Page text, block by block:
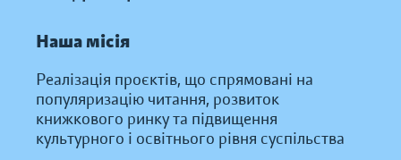
Наша місія
Реалізація проєктів, що спрямовані на
популяризацію читання, розвиток
книжкового ринку та підвищення
культурного і освітнього рівня суспільства